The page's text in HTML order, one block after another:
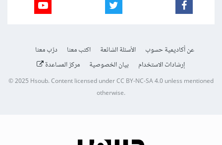
عن أكاديمية حسوب الأسئلة الشائعة اكتب معنا
درّب معنا
إرشادات الاستخدام
بيان الخصوصية مركز المساعدة
© 2025Hsoub.Content licensed underCC BY-NC-SA 4.0unless mentioned
otherwise.